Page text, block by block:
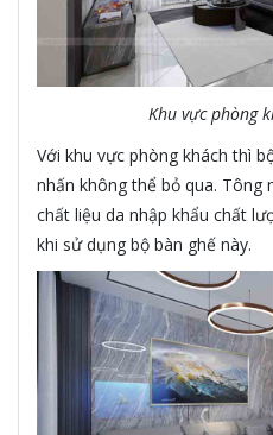
Khu vực phòng
Với khu vực phòng khách thì
nhấn không thể bỏ qua. Tông
chất liệu da nhập khẩu chất
khi sử dụng bộ bàn ghế này.